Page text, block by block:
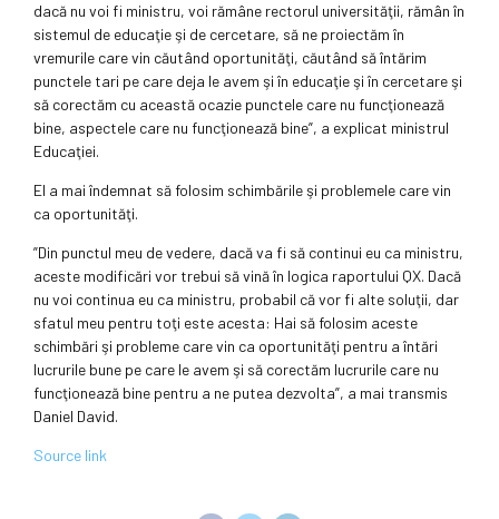
dacă nu voi fi ministru, voi rămâne rectorul universităţii, rămân în
sistemul de educaţie şi de cercetare, să ne proiectăm în
vremurile care vin căutând oportunităţi, căutând să întărim
punctele tari pe care deja le avem şi în educaţie şi în cercetare şi
să corectăm cu această ocazie punctele care nu funcţionează
bine, aspectele care nu funcţionează bine”, a explicat ministrul
Educaţiei.
El a mai îndemnat să folosim schimbările şi problemele care vin
ca oportunităţi.
”Din punctul meu de vedere, dacă va fi să continui eu ca ministru,
aceste modificări vor trebui să vină în logica raportului QX. Dacă
nu voi continua eu ca ministru, probabil că vor fi alte soluţii, dar
sfatul meu pentru toţi este acesta: Hai să folosim aceste
schimbări şi probleme care vin ca oportunităţi pentru a întări
lucrurile bune pe care le avem şi să corectăm lucrurile care nu
funcţionează bine pentru a ne putea dezvolta”, a mai transmis
Daniel David.
Source link